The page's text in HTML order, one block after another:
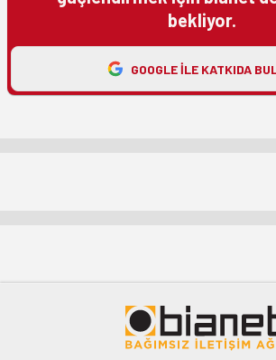
bekliyor.
GOOGLE ILE KATKIDA